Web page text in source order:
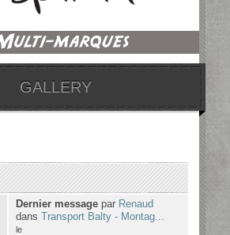
GALLERY
Dernier message par Renaud
dansTransport Balty - Montag...
le